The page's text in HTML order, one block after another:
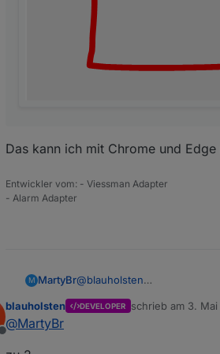
Das kann ich mit Chrome und
Entwickler vom: - Viessman Adapter
- Alarm Adapter
M MartyBr@blauholsten
Tipp geben:
Unscharf
Offline
blauholsten DEVELOPER schrieb am 3.
zuletzt editiert von
@MartyBr